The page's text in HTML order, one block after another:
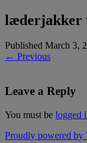
læderjakker
Published March 3,
← Previous
Leave a Reply
You must be logged
Proudly powered by